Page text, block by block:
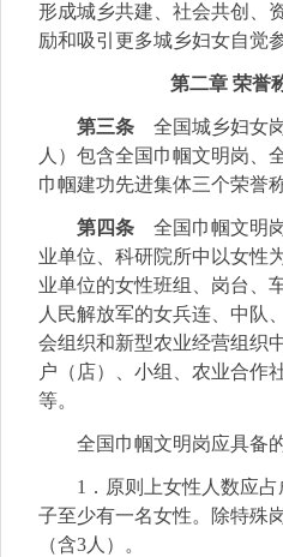
形成城乡共建、社会共创、
励和吸引更多城乡妇女自觉
第二章 荣誉
第三条 全国城乡妇女
人）包含全国巾帼文明岗、
巾帼建功先进集体三个荣誉
第四条 全国巾帼文明
业单位、科研院所中以女性
业单位的女性班组、岗台、
人民解放军的女兵连、中队
会组织和新型农业经营组织
户（店）、小组、农业合作
等。
全国巾帼文明岗应具备
1．原则上女性人数应
子至少有一名女性。除特殊
（含3人）。